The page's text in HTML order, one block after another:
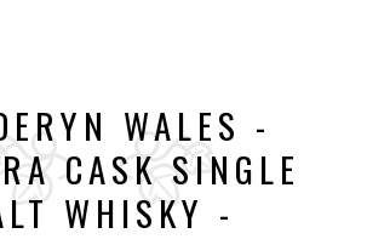
WALES -
CASK SINGLE
WHISKY -